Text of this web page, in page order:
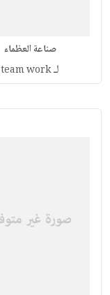
صناعة العظماء
لـteam work